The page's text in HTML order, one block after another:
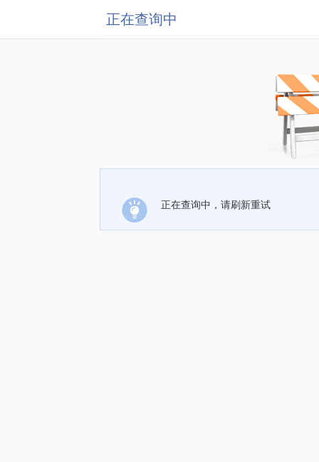
正在查询中
正在查询中，请刷新重试